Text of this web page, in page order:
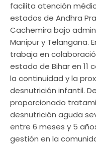
facilita atención
estados de Andhra
Cachemira bajo
Manipur y Telangana.
trabaja en
estado de Bihar en 11
la continuidad y la
desnutrición infantil.
proporcionado
desnutrición aguda
entre 6 meses y 5
gestión en la